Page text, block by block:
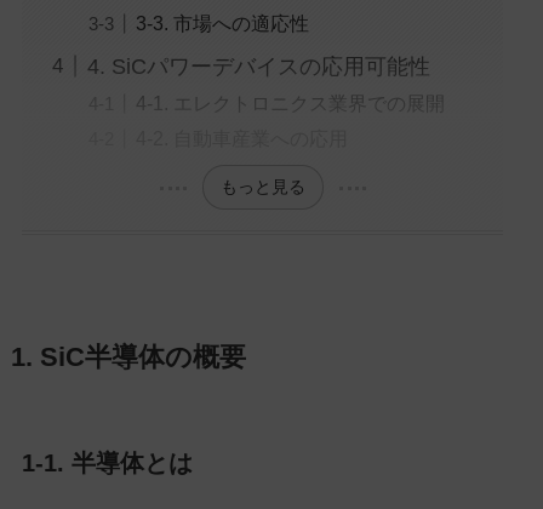
3-3. 市場への適応性
4. SiCパワーデバイスの応用可能性
4-1. エレクトロニクス業界での展開
もっと見る
1. SiC半導体の概要
1-1. 半導体とは